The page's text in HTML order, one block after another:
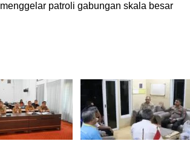
patroli gabungan skala besar